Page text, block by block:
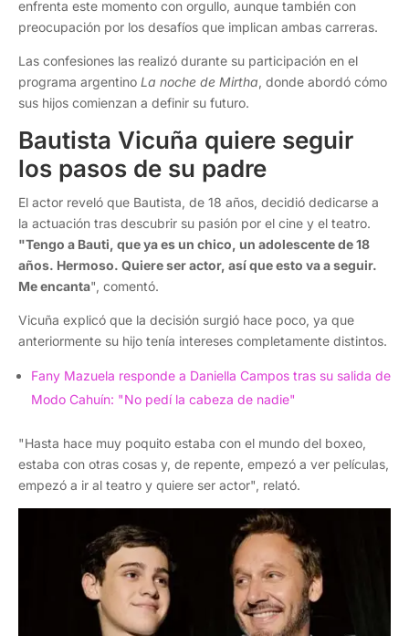
enfrenta este momento con orgullo, aunque también con
preocupación por los desafíos que implican ambas carreras.
Las confesiones las realizó durante su participación en el
programa argentino La noche de Mirtha, donde abordó cómo
sus hijos comienzan a definir su futuro.
Bautista Vicuña quiere seguir
los pasos de su padre
El actor reveló que Bautista, de 18 años, decidió dedicarse a
la actuación tras descubrir su pasión por el cine y el teatro.
"Tengo a Bauti, que ya es un chico, un adolescente de 18
años. Hermoso. Quiere ser actor, así que esto va a seguir.
Me encanta", comentó.
Vicuña explicó que la decisión surgió hace poco, ya que
anteriormente su hijo tenía intereses completamente distintos.
Fany Mazuela responde a Daniella Campos tras su salida de
Modo Cahuín: "No pedí la cabeza de nadie"
"Hasta hace muy poquito estaba con el mundo del boxeo,
estaba con otras cosas y, de repente, empezó a ver películas,
empezó a ir al teatro y quiere ser actor", relató.